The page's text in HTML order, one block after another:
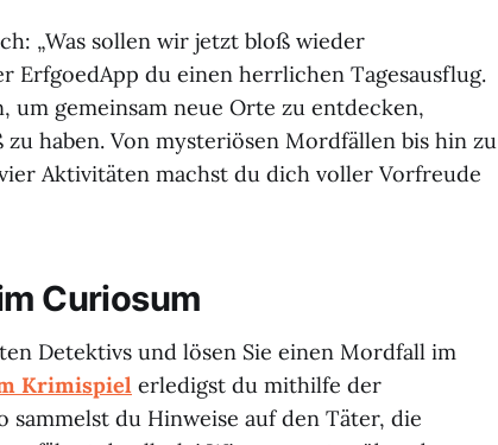
„Was sollen wir jetzt bloß wieder
ErfgoedApp du einen herrlichen Tagesausflug.
um gemeinsam neue Orte zu entdecken,
haben. Von mysteriösen Mordfällen bis hin zu
Aktivitäten machst du dich voller Vorfreude
Curiosum
Detektivs und lösen Sie einen Mordfall im
Krimispiel erledigst du mithilfe der
sammelst du Hinweise auf den Täter, die